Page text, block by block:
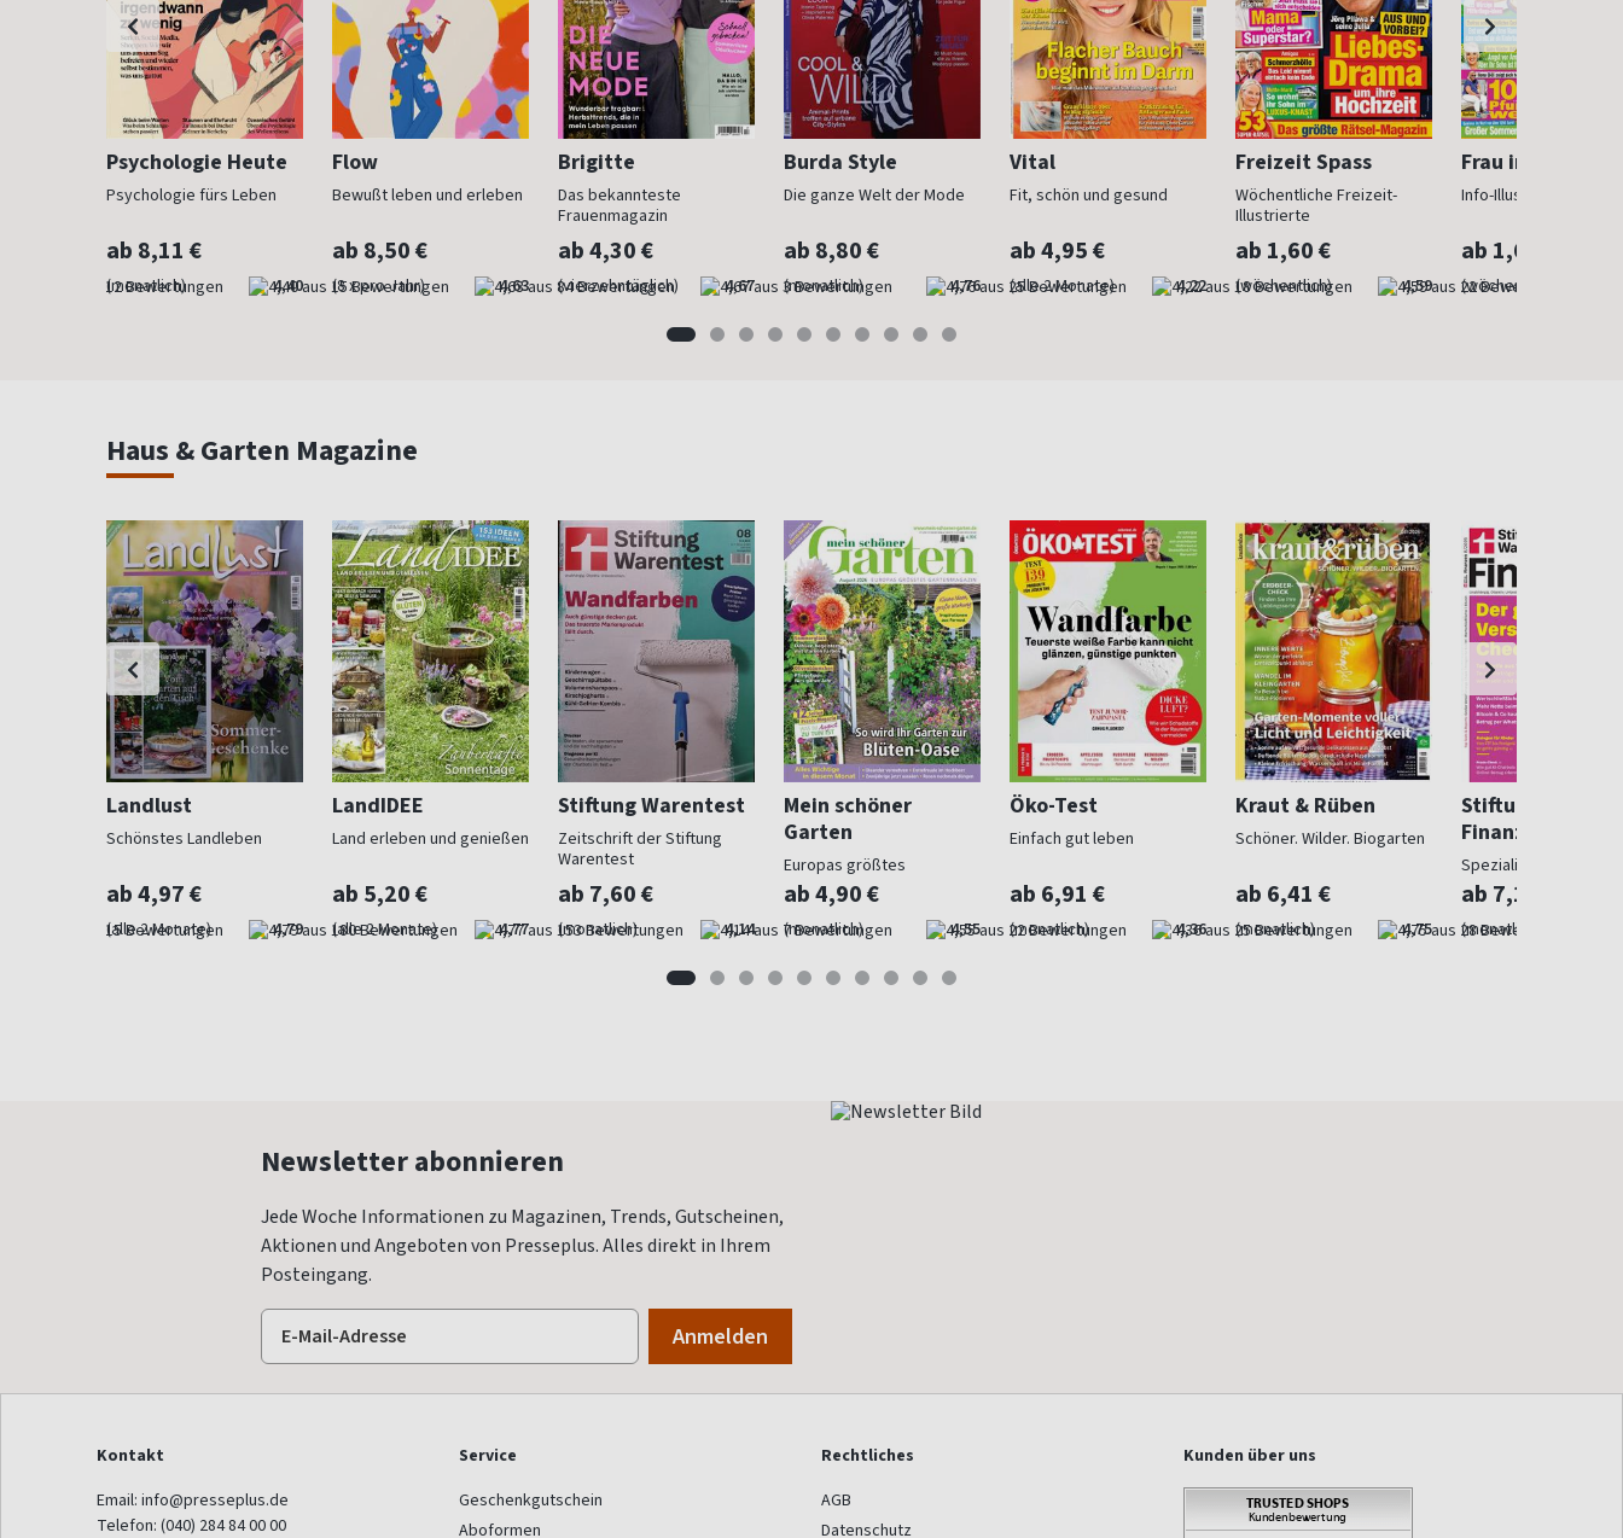
Psychologie Heute
Psychologie fürs Leben
ab 8,11 €
(monatlich) 4,40
Flow
Bewußt leben und erleben
ab 8,50 €
(8 x pro Jahr) 4,63
Brigitte
Das bekannteste
Frauenmagazin
ab 4,30 €
(vierzehntäglich) 4,67
Burda Style
Die ganze Welt der Mode
ab 8,80 €
(monatlich) 4,76
Vital
Fit, schön und gesund
ab 4,95 €
(alle 2 Monate) 4,22
Freizeit Spass
Wöchentliche Freizeit-
Illustrierte
ab 1,60 €
(wöchentlich) 4,59
Frau im Trend
Info-Illustrierte für
ab 1,60 €
(wöchentlich)
Haus & Garten Magazine
Landlust
Schönstes Landleben
ab 4,97 €
(alle 2 Monate) 4,79
LandIDEE
Land erleben und genießen
ab 5,20 €
(alle 2 Monate) 4,77
Stiftung Warentest
Zeitschrift der Stiftung
Warentest
ab 7,60 €
(monatlich) 4,14
Mein schöner
Garten
Europas größtes
Gartenmagazin
ab 4,90 €
(monatlich) 4,55
Öko-Test
Einfach gut leben
ab 6,91 €
(monatlich) 4,36
Kraut & Rüben
Schöner. Wilder. Biogarten
ab 6,41 €
(monatlich) 4,75
Stiftung
Finanzen
Spezialist in
ab 7,10 €
(monatlich)
Newsletter abonnieren
Jede Woche Informationen zu Magazinen, Trends, Gutscheinen,
Aktionen und Angeboten von Presseplus. Alles direkt in Ihrem
Posteingang.
Kontakt
Email: info@presseplus.de
Telefon: (040) 284 84 00 00
Service
Geschenkgutschein
Aboformen
Rechtliches
AGB
Datenschutz
Kunden über uns